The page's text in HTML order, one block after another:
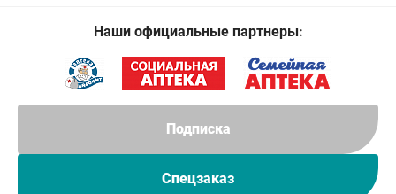
Подписка
Спецзаказ
Наши официальные партнеры: